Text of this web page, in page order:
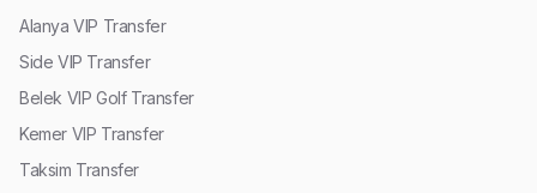
Alanya VIP Transfer
Side VIP Transfer
Belek VIP Golf Transfer
Kemer VIP Transfer
Taksim Transfer